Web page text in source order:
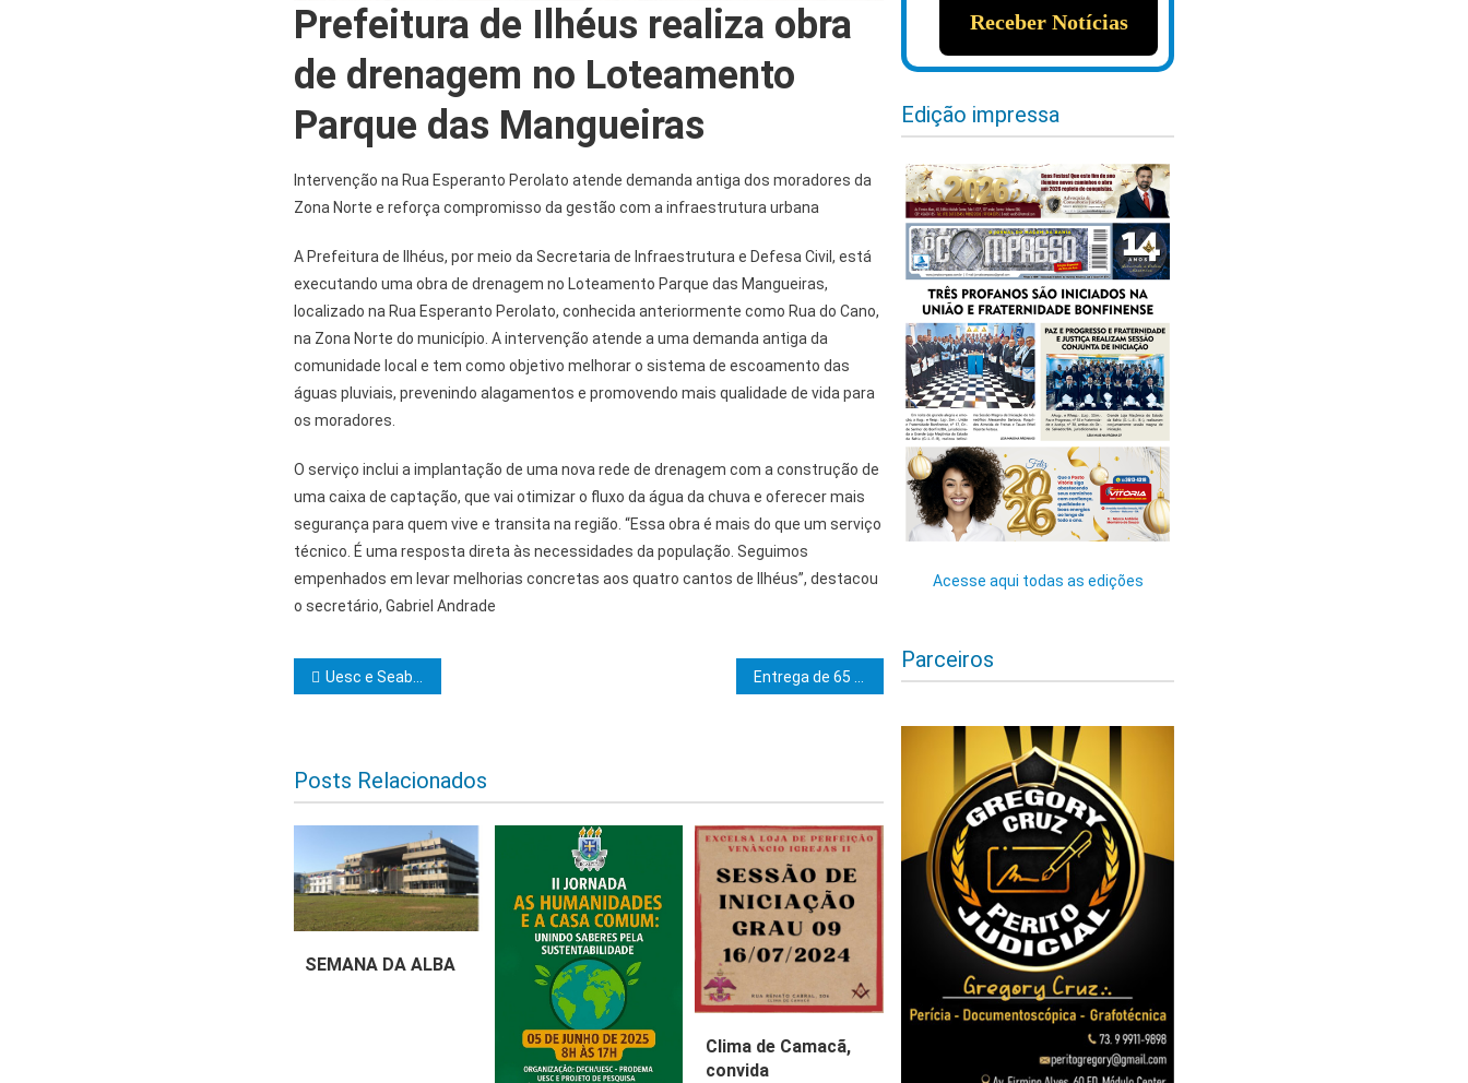
Prefeitura de Ilhéus realiza obra
de drenagem no Loteamento
Parque das Mangueiras
Intervenção na Rua Esperanto Perolato atende demanda antiga dos moradores da
Zona Norte e reforça compromisso da gestão com a infraestrutura urbana
A Prefeitura de Ilhéus, por meio da Secretaria de Infraestrutura e Defesa Civil, está
executando uma obra de drenagem no Loteamento Parque das Mangueiras,
localizado na Rua Esperanto Perolato, conhecida anteriormente como Rua do Cano,
na Zona Norte do município. A intervenção atende a uma demanda antiga da
comunidade local e tem como objetivo melhorar o sistema de escoamento das
águas pluviais, prevenindo alagamentos e promovendo mais qualidade de vida para
os moradores.
O serviço inclui a implantação de uma nova rede de drenagem com a construção de
uma caixa de captação, que vai otimizar o fluxo da água da chuva e oferecer mais
segurança para quem vive e transita na região. “Essa obra é mais do que um serviço
técnico. É uma resposta direta às necessidades da população. Seguimos
empenhados em levar melhorias concretas aos quatro cantos de Ilhéus”, destacou
o secretário, Gabriel Andrade
Navegação de Post
Uesc e Seab firmam parceria para implantação de Núcleo Avançado da UCS
Posts Relacionados
SEMANA DA ALBA
Clima de Camacã,
convida
Edição impressa
Acesse aqui todas as edições
Parceiros